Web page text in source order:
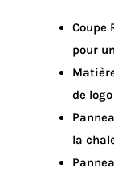
Coupe
pour
de
la